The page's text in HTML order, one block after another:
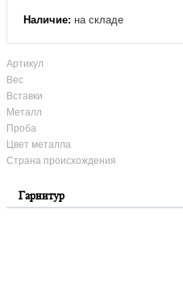
Наличие: на складе
Артикул
Вес
Вставки
Металл
Проба
Цвет металла
Страна происхождения
Гарнитур